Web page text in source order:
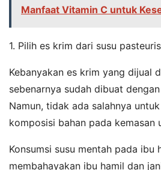
Manfaat Vitamin C untuk
1. Pilih es krim dari susu
Kebanyakan es krim yang dijual
sebenarnya sudah dibuat
Namun, tidak ada salahnya
komposisi bahan pada kemasan
Konsumsi susu mentah pada ibu
membahayakan ibu hamil dan